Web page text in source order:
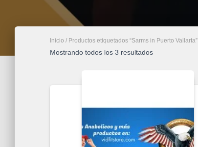
Inicio / Productos etiquetados “Sarms in Puerto Vallarta”
Mostrando todos los 3 resultados